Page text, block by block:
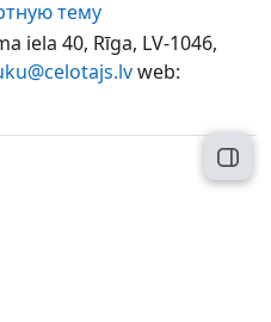
тему
iela 40, Rīga, LV-1046,
web: